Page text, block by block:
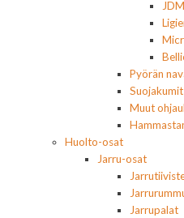
JDM
Pyörän
Suojakumit
Muut
Huolto-osat
Jarru-osat
Jarrupalat